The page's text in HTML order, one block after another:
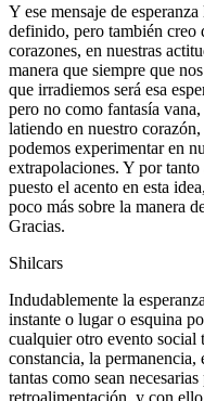
Y ese mensaje de
definido, pero también creo
corazones, en nuestras
manera que siempre que
que irradiemos será esa
pero no como fantasía
latiendo en nuestro
podemos experimentar en
extrapolaciones. Y por
puesto el acento en esta
poco más sobre la manera
Gracias.
Shilcars
Indudablemente la
instante o lugar o esquina
cualquier otro evento social
constancia, la permanencia,
tantas como sean
retroalimentación, y con ello